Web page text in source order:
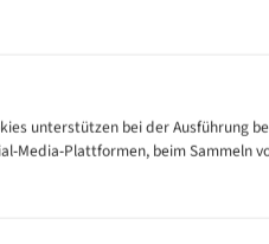
Tabelle
unterstützen bei der Ausführung
Media-Plattformen, beim Sammeln